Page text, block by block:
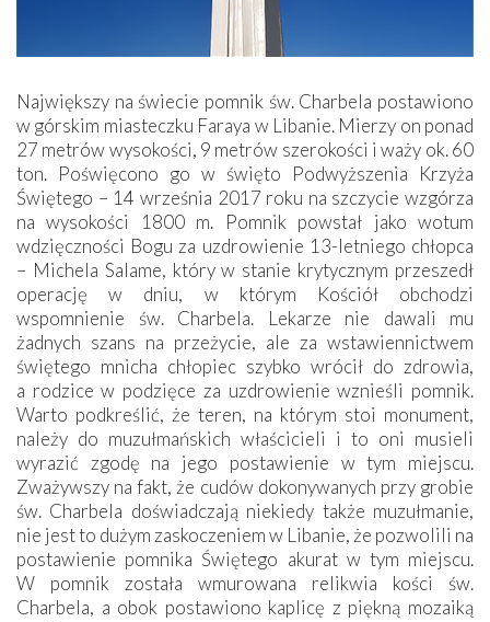
Największy na świecie pomnik św. Charbela postawiono
w górskim miasteczku Faraya w Libanie. Mierzy on ponad
27 metrów wysokości, 9 metrów szerokości i waży ok. 60
ton. Poświęcono go w święto Podwyższenia Krzyża
Świętego – 14 września 2017 roku na szczycie wzgórza
na wysokości 1800 m. Pomnik powstał jako wotum
wdzięczności Bogu za uzdrowienie 13-letniego chłopca
– Michela Salame, który w stanie krytycznym przeszedł
operację w dniu, w którym Kościół obchodzi
wspomnienie św. Charbela. Lekarze nie dawali mu
żadnych szans na przeżycie, ale za wstawiennictwem
świętego mnicha chłopiec szybko wrócił do zdrowia,
a rodzice w podzięce za uzdrowienie wznieśli pomnik.
Warto podkreślić, że teren, na którym stoi monument,
należy do muzułmańskich właścicieli i to oni musieli
wyrazić zgodę na jego postawienie w tym miejscu.
Zważywszy na fakt, że cudów dokonywanych przy grobie
św. Charbela doświadczają niekiedy także muzułmanie,
nie jest to dużym zaskoczeniem w Libanie, że pozwolili na
postawienie pomnika Świętego akurat w tym miejscu.
W pomnik została wmurowana relikwia kości św.
Charbela, a obok postawiono kaplicę z piękną mozaiką